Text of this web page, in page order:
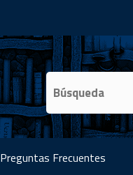
Preguntas Frecuentes